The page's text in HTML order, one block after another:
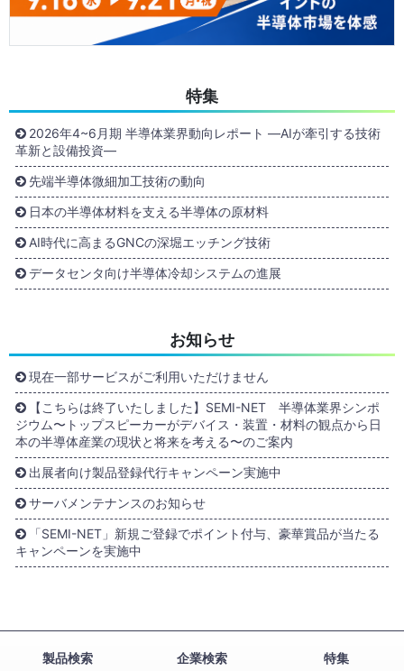
特集
2026年4~6月期 半導体業界動向レポート ―AIが牽引する技術
革新と設備投資―
先端半導体微細加工技術の動向
日本の半導体材料を支える半導体の原材料
AI時代に高まるGNCの深堀エッチング技術
データセンタ向け半導体冷却システムの進展
お知らせ
現在一部サービスがご利用いただけません
【こちらは終了いたしました】SEMI-NET 半導体業界シンポ
ジウム〜トップスピーカーがデバイス・装置・材料の観点から日
本の半導体産業の現状と将来を考える〜のご案内
出展者向け製品登録代行キャンペーン実施中
サーバメンテナンスのお知らせ
「SEMI-NET」新規ご登録でポイント付与、豪華賞品が当たる
キャンペーンを実施中
製品検索 企業検索 特集